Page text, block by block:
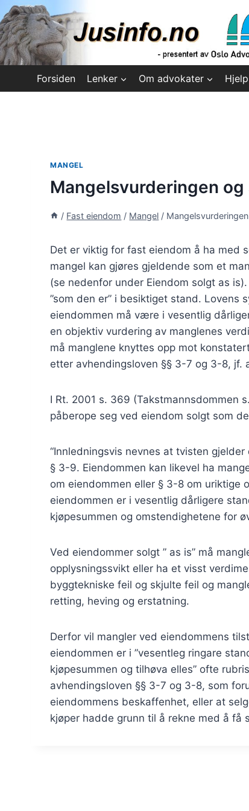
Skip
to
content
Forsiden Lenker Om advokater
MANGEL
Mangelsvurderingen og
/ Fast eiendom / Mangel /
Det er viktig for fast eiendom å ha med
mangel kan gjøres gjeldende som et
(se nedenfor under Eiendom solgt as
”som den er” i besiktiget stand. Lovens
eiendommen må være i vesentlig
en objektiv vurdering av manglenes
må manglene knyttes opp mot
etter avhendingsloven §§ 3-7 og 3-8, jf.
I Rt. 2001 s. 369 (Takstmannsdommen
påberope seg ved eiendom solgt som
“Innledningsvis nevnes at tvisten
§ 3-9. Eiendommen kan likevel ha
om eiendommen eller § 3-8 om uriktige
eiendommen er i vesentlig dårligere
kjøpesummen og omstendighetene for
Ved eiendommer solgt ” as is” må
opplysningssvikt eller ha et visst
byggtekniske feil og skjulte feil og
retting, heving og erstatning.
Derfor vil mangler ved eiendommens
eiendommen er i ”vesentleg ringare
kjøpesummen og tilhøva elles” ofte
avhendingsloven §§ 3-7 og 3-8, som
eiendommens beskaffenhet, eller at
kjøper hadde grunn til å rekne med å få